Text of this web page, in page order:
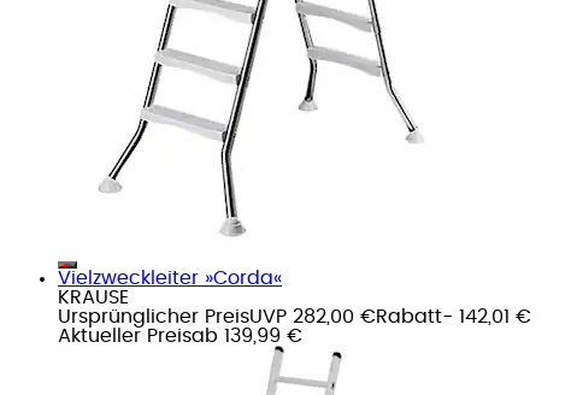
Vielzweckleiter »Corda«
KRAUSE
Ursprünglicher PreisUVP 282,00 €Rabatt- 142,01 €
Aktueller Preisab 139,99 €